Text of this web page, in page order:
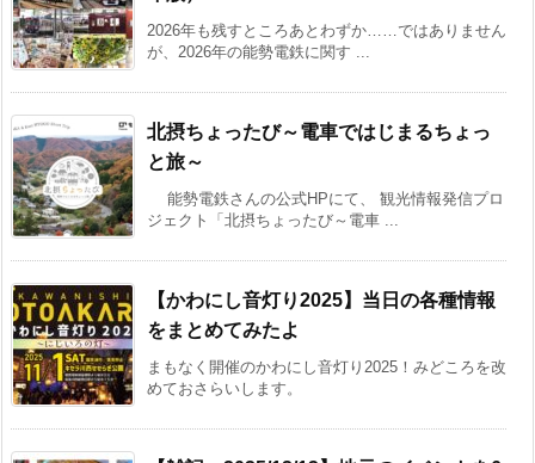
2026年も残すところあとわずか……ではありません
が、2026年の能勢電鉄に関す ...
北摂ちょったび～電車ではじまるちょっ
と旅～
能勢電鉄さんの公式HPにて、 観光情報発信プロ
ジェクト「北摂ちょったび～電車 ...
【かわにし音灯り2025】当日の各種情報
をまとめてみたよ
まもなく開催のかわにし音灯り2025！みどころを改
めておさらいします。